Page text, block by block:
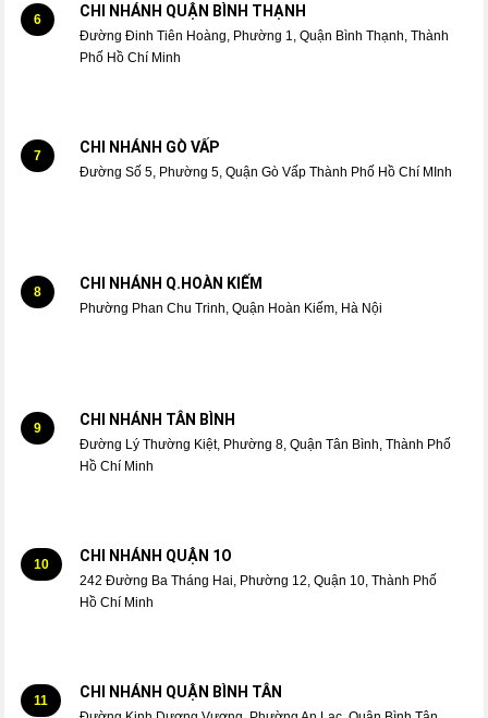
6 CHI NHÁNH QUẬN BÌNH THẠNH
Đường Đinh Tiên Hoàng, Phường 1, Quận Bình Thạnh, Thành
Phố Hồ Chí Minh
7 CHI NHÁNH GÒ VẤP
Đường Số 5, Phường 5, Quận Gò Vấp Thành Phố Hồ Chí MInh
8 CHI NHÁNH Q.HOÀN KIẾM
Phường Phan Chu Trinh, Quận Hoàn Kiếm, Hà Nội
9 CHI NHÁNH TÂN BÌNH
Đường Lý Thường Kiệt, Phường 8, Quận Tân Bình, Thành Phố
Hồ Chí Minh
10 CHI NHÁNH QUẬN 1O
242 Đường Ba Tháng Hai, Phường 12, Quận 10, Thành Phố
Hồ Chí Minh
11 CHI NHÁNH QUẬN BÌNH TÂN